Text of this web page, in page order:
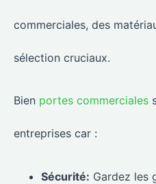
commerciales, des
sélection cruciaux.
Bien portes commerciales
entreprises car :
Sécurité: Gardez les